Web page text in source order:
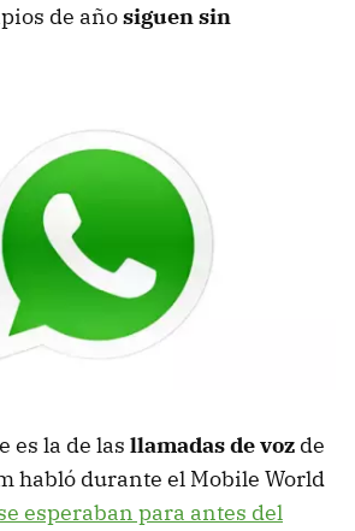
de añosiguen sin
es la de las llamadas de voz de
habló durante el Mobile World
esperaban para antes del